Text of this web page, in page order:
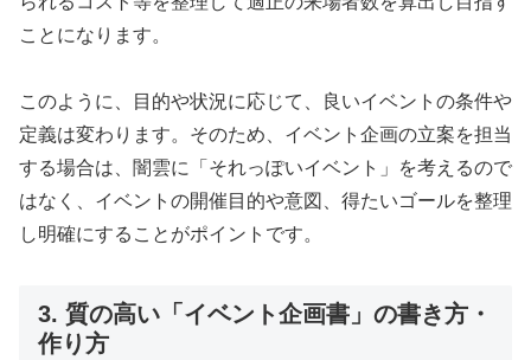
ことになります。
このように、目的や状況に応じて、良いイベントの条件や
定義は変わります。そのため、イベント企画の立案を担当
する場合は、闇雲に「それっぽいイベント」を考えるので
はなく、イベントの開催目的や意図、得たいゴールを整理
し明確にすることがポイントです。
3. 質の高い「イベント企画書」の書き方・
作り方